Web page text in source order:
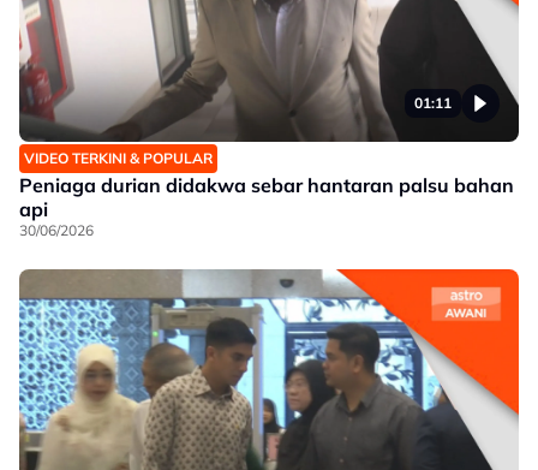
01:11
VIDEO TERKINI & POPULAR
Peniaga durian didakwa sebar hantaran palsu bahan
api
30/06/2026